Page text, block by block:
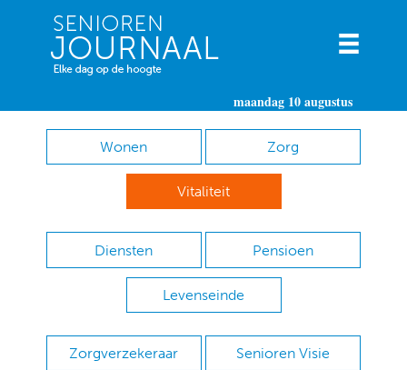
maandag 10 augustus
Wonen Zorg
Vitaliteit
Diensten Pensioen
Levenseinde
Zorgverzekeraar Senioren Visie